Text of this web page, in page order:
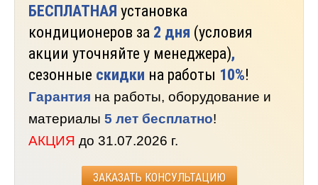
БЕСПЛАТНАЯ установка
кондиционеров за 2 дня (условия
акции уточняйте у менеджера),
сезонные скидки на работы 10%!
Гарантия на работы, оборудование и
материалы 5 лет бесплатно!
АКЦИЯ до 31.07.2026 г.
ЗАКАЗАТЬ КОНСУЛЬТАЦИЮ